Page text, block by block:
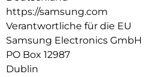
https://samsung.com
Verantwortliche für die EU
Samsung Electronics GmbH
PO Box 12987
Dublin